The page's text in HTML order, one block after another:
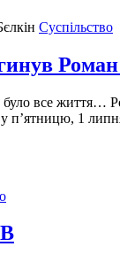
Суспільство
Роман
все життя…
п’ятницю, 1